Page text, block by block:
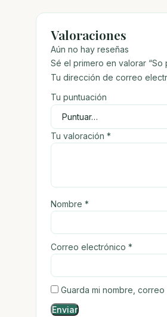
Valoraciones
Aún no hay reseñas
Sé el primero en valorar “So
Tu dirección de correo
Tu puntuación
Tu valoración *
Nombre *
Correo electrónico *
Guarda mi nombre,